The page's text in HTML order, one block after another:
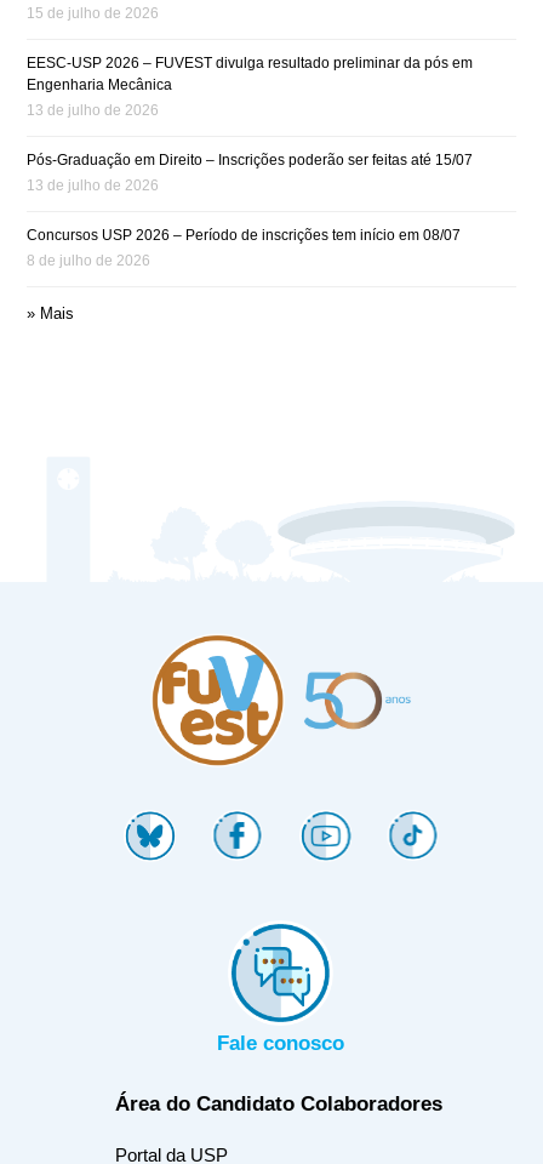
15 de julho de 2026
EESC-USP 2026 – FUVEST divulga resultado preliminar da pós em
Engenharia Mecânica
13 de julho de 2026
Pós-Graduação em Direito – Inscrições poderão ser feitas até 15/07
13 de julho de 2026
Concursos USP 2026 – Período de inscrições tem início em 08/07
8 de julho de 2026
» Mais
Fale conosco
Área do Candidato Colaboradores
Portal da USP